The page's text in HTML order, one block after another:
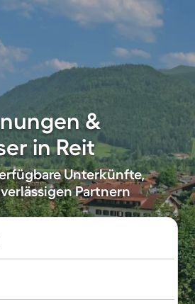
&
in Reit
Unterkünfte,
Partnern